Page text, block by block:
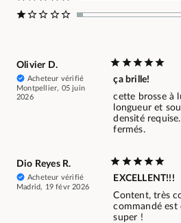
Olivier D.
Acheteur vérifié
Montpellier, 05 juin
2026
ça brille!
cette brosse à
longueur et
densité
fermés.
Dio Reyes R.
Acheteur vérifié
Madrid, 19 févr 2026
EXCELLENT!!!
Content, très
commandé est
super !